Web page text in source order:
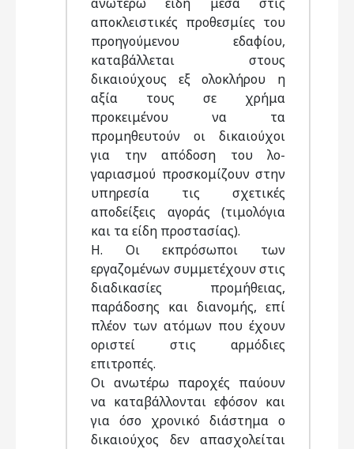
αποκλειστικές προθεσμίες του
προηγούμενου εδαφίου,
καταβάλλεται στους
δικαιούχους εξ ολοκλήρου η
αξία τους σε χρήμα
προκειμένου να τα
προμηθευτούν οι δικαιούχοι
για την απόδοση του λο-
γαριασμού προσκομίζουν στην
υπηρεσία τις σχετικές
αποδείξεις αγοράς (τιμολόγια
και τα είδη προστασίας).
Η. Οι εκπρόσωποι των
εργαζομένων συμμετέχουν στις
διαδικασίες προμήθειας,
παράδοσης και διανομής, επί
πλέον των ατόμων που έχουν
οριστεί στις αρμόδιες
επιτροπές.
Οι ανωτέρω παροχές παύουν
να καταβάλλονται εφόσον και
για όσο χρονικό διάστημα ο
δικαιούχος δεν απασχολείται